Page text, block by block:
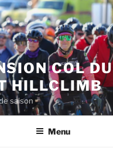
COL DU
HILLCLIMB
saison
Menu